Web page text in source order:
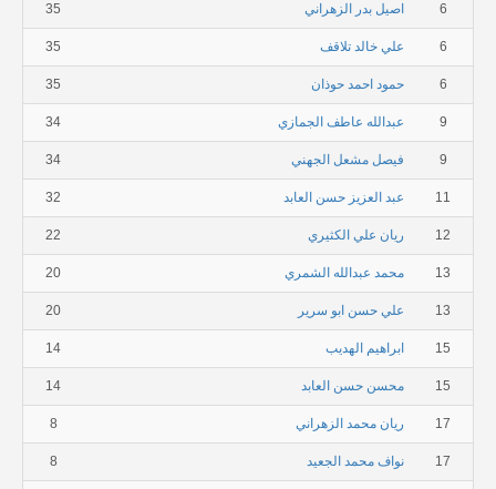
6 اصيل بدر الزهراني 35
6 علي خالد تلاقف 35
6 حمود احمد حوذان 35
9 عبدالله عاطف الجمازي 34
9 فيصل مشعل الجهني 34
11 عبد العزيز حسن العابد 32
12 ريان علي الكثيري 22
13 محمد عبدالله الشمري 20
13 علي حسن ابو سرير 20
15 ابراهيم الهديب 14
15 محسن حسن العابد 14
17 ريان محمد الزهراني 8
17 نواف محمد الجعيد 8